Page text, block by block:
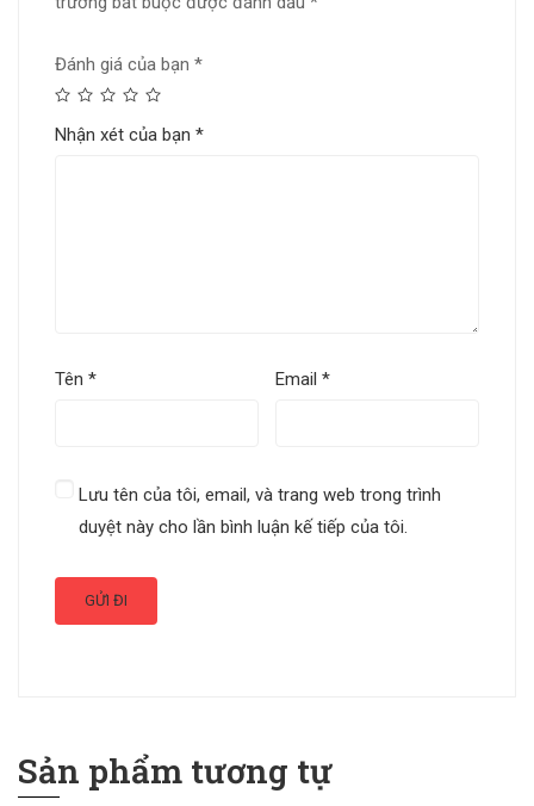
Đánh giá của bạn *
Nhận xét của bạn *
Tên * Email*
Lưu tên của tôi, email, và trang web trong trình
duyệt này cho lần bình luận kế tiếp của tôi.
Sản phẩm tương tự